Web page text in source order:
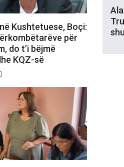
Kushtetuese, Boçi:
për
do t’i bëjmë
KQZ-së